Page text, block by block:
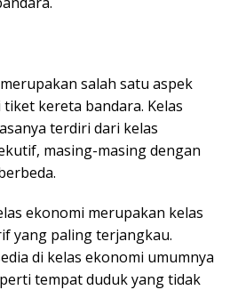
salah satu aspek
kereta bandara. Kelas
terdiri dari kelas
masing-masing dengan
ekonomi merupakan kelas
yang paling terjangkau.
di kelas ekonomi umumnya
tempat duduk yang tidak